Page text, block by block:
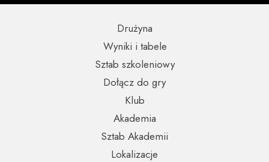
Wyniki i tabele
Lokalizacje
Sztab szkoleniowy
Sztab Akademii
Dołącz do gry
Drużyna
Akademia
Klub